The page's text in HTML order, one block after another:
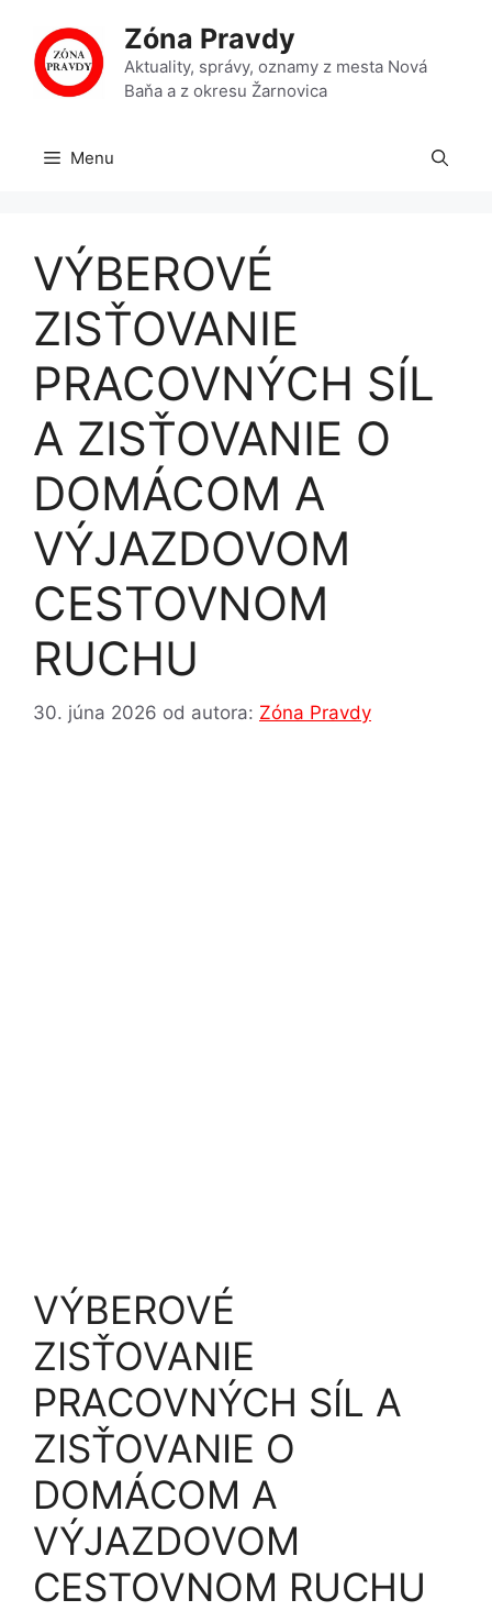
obsah
Zóna Pravdy
Aktuality, správy, oznamy z mesta Nová
Baňa a z okresu Žarnovica
Menu
VÝBEROVÉ
ZISŤOVANIE
PRACOVNÝCH SÍL
A ZISŤOVANIE O
DOMÁCOM A
VÝJAZDOVOM
CESTOVNOM
RUCHU
30. júna 2026 od autora: Zóna Pravdy
VÝBEROVÉ
ZISŤOVANIE
PRACOVNÝCH SÍL A
ZISŤOVANIE O
DOMÁCOM A
VÝJAZDOVOM
CESTOVNOM RUCHU